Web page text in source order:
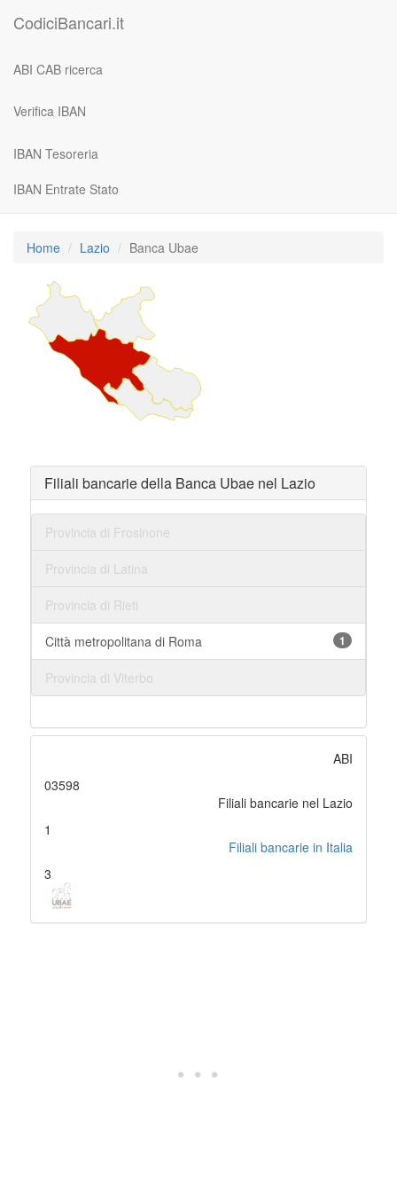
CodiciBancari.it
ABI CAB ricerca
Verifica IBAN
IBAN Tesoreria
IBAN Entrate Stato
Home Lazio Banca Ubae
Filiali bancarie della Banca Ubae nel Lazio
Provincia di Frosinone
Provincia di Latina
Provincia di Rieti
Città metropolitana di Roma 1
Provincia di Viterbo
ABI
03598
Filiali bancarie nel Lazio
1
Filiali bancarie in Italia
3